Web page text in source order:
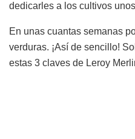
dedicarles a los cultivos
En unas cuantas semanas
verduras. ¡Así de sencillo!
estas 3 claves de Leroy